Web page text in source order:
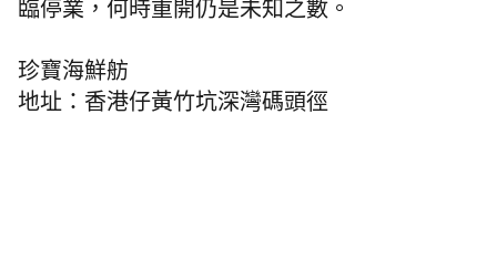
臨停業，何時重開仍是未知之數。
珍寶海鮮舫
地址：香港仔黃竹坑深灣碼頭徑